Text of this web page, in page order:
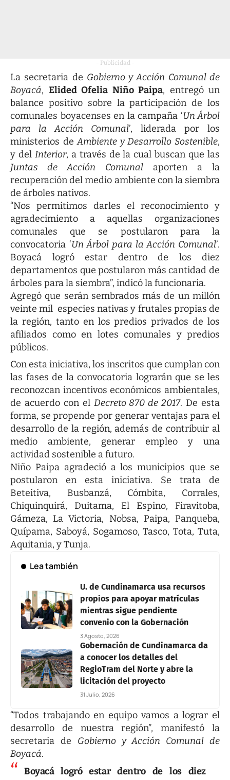
- Publicidad -
La secretaria de Gobierno y Acción Comunal de
Boyacá, Elided Ofelia Niño Paipa, entregó un
balance positivo sobre la participación de los
comunales boyacenses en la campaña ‘Un Árbol
para la Acción Comunal’, liderada por los
ministerios deAmbiente y Desarrollo Sostenible,
y del Interior, a través de la cual buscan que las
Juntas de Acción Comunalaporten a la
recuperación del medio ambiente con la siembra
de árboles nativos.
“Nos permitimos darles el reconocimiento y
agradecimiento a aquellas organizaciones
comunales que se postularon para la
convocatoria ‘Un Árbol para la Acción Comunal’.
Boyacá logró estar dentro de los diez
departamentos que postularon más cantidad de
árboles para la siembra”, indicó la funcionaria.
Agregó que serán sembrados más de un millón
veinte mil especies nativas y frutales propias de
la región, tanto en los predios privados de los
afiliados como en lotes comunales y predios
públicos.
Con esta iniciativa, los inscritos que cumplan con
las fases de la convocatoria lograrán que se les
reconozcan incentivos económicos ambientales,
de acuerdo con el Decreto 870 de 2017. De esta
forma, se propende por generar ventajas para el
desarrollo de la región, además de contribuir al
medio ambiente, generar empleo y una
actividad sostenible a futuro.
Niño Paipa agradeció a los municipios que se
postularon en esta iniciativa. Se trata de
Beteitiva, Busbanzá, Cómbita, Corrales,
Chiquinquirá, Duitama, El Espino, Firavitoba,
Gámeza, La Victoria, Nobsa, Paipa, Panqueba,
Quípama, Saboyá, Sogamoso, Tasco, Tota, Tuta,
Aquitania, y Tunja.
Lea también
U. de Cundinamarca usa recursos
propios para apoyar matrículas
mientras sigue pendiente
convenio con la Gobernación
3 Agosto, 2026
Gobernación de Cundinamarca da
a conocer los detalles del
RegioTram del Norte y abre la
licitación del proyecto
31 Julio, 2026
“Todos trabajando en equipo vamos a lograr el
desarrollo de nuestra región”, manifestó la
secretaria de Gobierno y Acción Comunal de
Boyacá.
Boyacá logró estar dentro de los diez